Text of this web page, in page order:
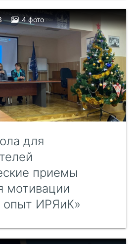
4 фото
для
приемы
мотивации
опыт ИРЯиК»